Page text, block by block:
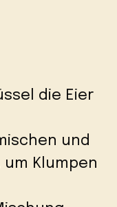
die Eier
und
Klumpen